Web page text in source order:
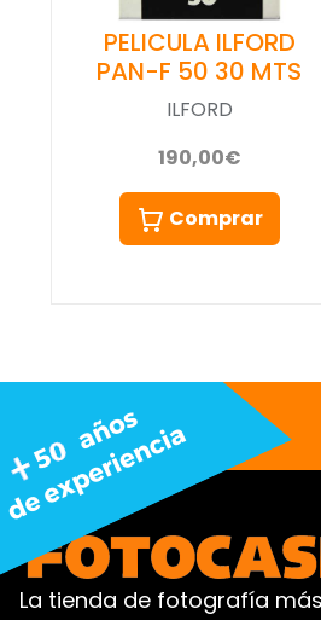
PELICULA ILFORD
PAN-F 50 30 MTS
ILFORD
190,00€
Comprar
La tienda de fotografía